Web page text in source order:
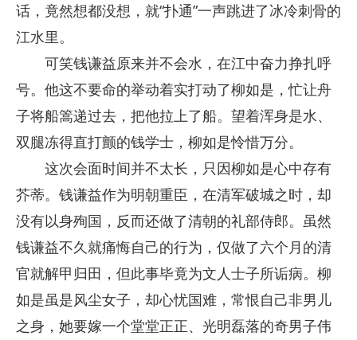
话，竟然想都没想，就“扑通”一声跳进了冰冷刺骨的
江水里。
可笑钱谦益原来并不会水，在江中奋力挣扎呼
号。他这不要命的举动着实打动了柳如是，忙让舟
子将船篙递过去，把他拉上了船。望着浑身是水、
双腿冻得直打颤的钱学士，柳如是怜惜万分。
这次会面时间并不太长，只因柳如是心中存有
芥蒂。钱谦益作为明朝重臣，在清军破城之时，却
没有以身殉国，反而还做了清朝的礼部侍郎。虽然
钱谦益不久就痛悔自己的行为，仅做了六个月的清
官就解甲归田，但此事毕竟为文人士子所诟病。柳
如是虽是风尘女子，却心忧国难，常恨自己非男儿
之身，她要嫁一个堂堂正正、光明磊落的奇男子伟